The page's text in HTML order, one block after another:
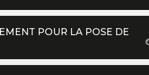
POUR LA POSE DE